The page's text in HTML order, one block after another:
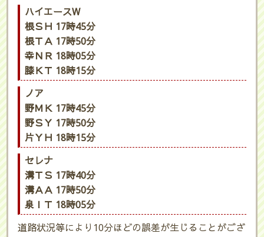
ハイエースW
根ＳＨ 17時45分
根ＴＡ 17時50分
幸ＮＲ 18時05分
膝ＫＴ 18時15分
ノア
野ＭＫ 17時45分
野ＳＹ 17時50分
片ＹＨ 18時15分
セレナ
溝ＴＳ 17時40分
溝ＡＡ 17時50分
泉ＩＴ 18時05分
道路状況等により10分ほどの誤差が生じることがござ